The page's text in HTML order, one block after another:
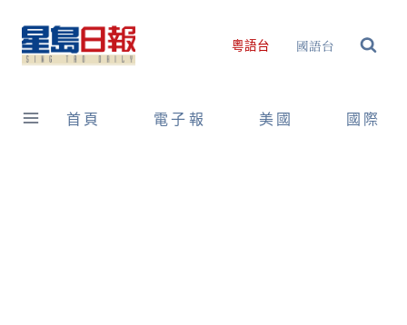
content
粵語台 國語台
首頁 電子報 美國 國際